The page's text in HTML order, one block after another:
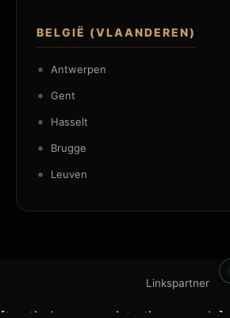
BELGIË (VLAANDEREN)
Antwerpen
Gent
Hasselt
Brugge
Leuven
Linkspartner